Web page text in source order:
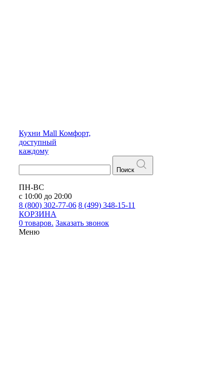
Кухни Mall Комфорт,
доступный
каждому
Поиск
ПН-ВС
с 10:00 до 20:00
8 (800) 302-77-06 8 (499) 348-15-11
КОРЗИНА
0 товаров. Заказать звонок
Меню